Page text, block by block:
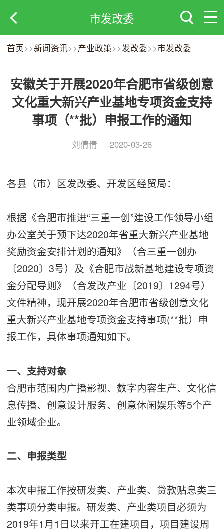
市发改委
首页>>新闻资讯>>产业政策>>发改委>>市发改委
安徽关于开展2020年合肥市省级创意
文化重大新兴产业基地专项资金支持
事项（**批）申报工作的通知
刘倩倩 2020-03-26
各县（市）区发改委、开发区经贸局：
根据《合肥市推进“三重一创”建设工作领导小组
办公室关于预下达2020年省重大新兴产业基地
奖励资金安排计划的通知》（合三重一创办
〔2020〕3号）及《合肥市战新基地建设专项资
金分配导则》（合发改产业〔2019〕1294号）
文件精神，现开展2020年合肥市省级创意文化
重大新兴产业基地专项资金支持事项(**批）申
报工作，具体事项通知如下。
一、支持对象
合肥市范围内广播影视、数字内容生产、文化信
息传播、创意设计服务、创意休闲娱乐等5个产
业领域企业。
二、申报类型
本次申报工作按研发类、产业类、贷款贴息类三
类事项分类申报。研发类、产业类项目必须为
2019年1月1日以来开工在建项目，项目建设周